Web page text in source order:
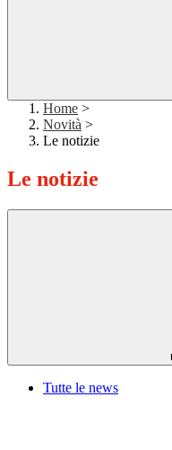
Home >
Novità >
Le notizie
Le notizie
Tutte le news